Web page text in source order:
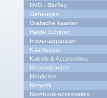
DVD - BluRay
Geheugen
Grafische kaarten
Harde Schijven
Invoer-apparaten
Kaartlezers
Kabels & Accessoires
Moederborden
Monitoren
Netwerk
Notebook-accessoires